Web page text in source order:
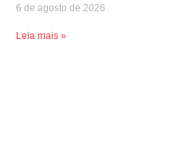
6 de agosto de 2026
Leia mais »